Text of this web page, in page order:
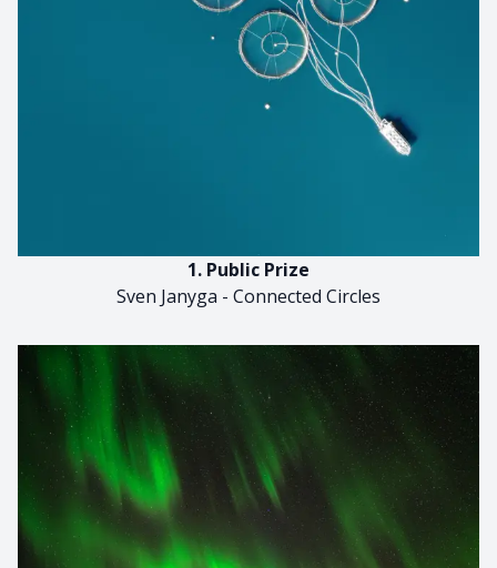
1. Public Prize
Sven Janyga - Connected Circles